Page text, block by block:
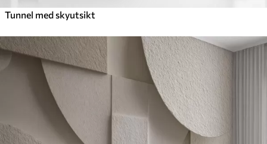
Tunnel med skyutsikt